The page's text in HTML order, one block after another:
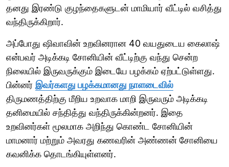
தனது இரண்டு குழந்தைகளுடன் மாமியார் வீட்டில் வசித்து
வந்திருக்கிறார்.
அப்போது ஷிவாவின் உறவினரான 40 வயதுடைய கைலாஷ்
என்பவர் அடிக்கடி சோனியின் வீட்டிற்கு வந்து சென்ற
நிலையில் இருவருக்கும் இடையே பழக்கம் ஏற்பட்டுள்ளது.
பின்னர் இவர்களது பழக்கமானது நாளடைவில்
திருமணத்திற்கு மீறிய உறவாக மாறி இருவரும் அடிக்கடி
தனிமையில் சந்தித்து வந்திருக்கின்றனர். இதை
உறவினர்கள் மூலமாக அறிந்து கொண்ட சோனியின்
மாமனார் மற்றும் அவரது கணவரின் அண்ணன் சோனியை
கவனிக்க தொடங்கியுள்ளனர்.